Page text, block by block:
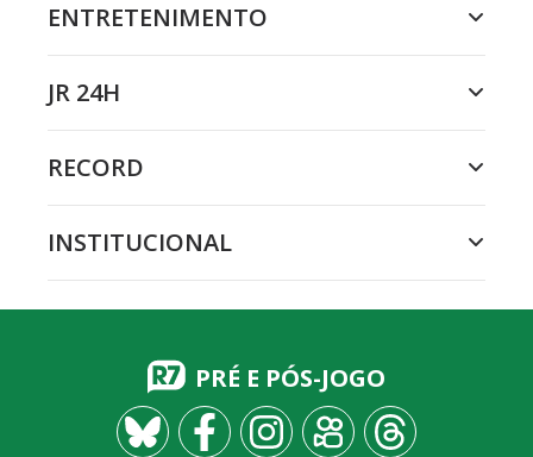
ENTRETENIMENTO
JR 24H
RECORD
INSTITUCIONAL
PRÉ E PÓS-JOGO